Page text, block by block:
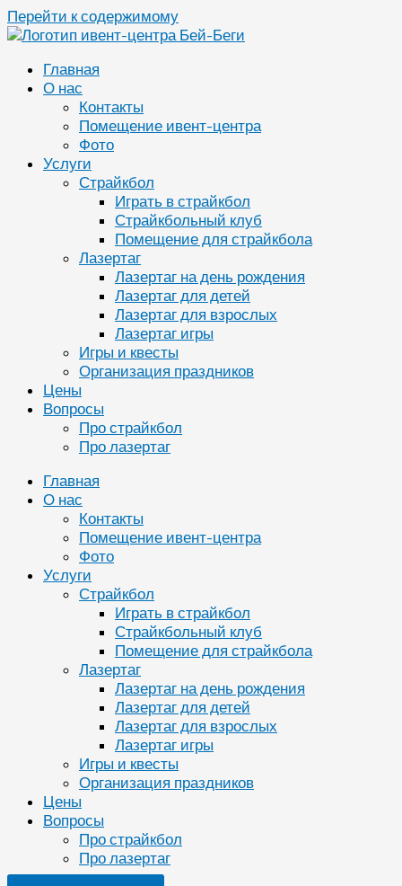
Перейти к содержимому
Главная
О нас
Контакты
Помещение ивент-центра
Фото
Услуги
Страйкбол
Играть в страйкбол
Страйкбольный клуб
Помещение для страйкбола
Лазертаг
Лазертаг на день рождения
Лазертаг для детей
Лазертаг для взрослых
Лазертаг игры
Игры и квесты
Организация праздников
Цены
Вопросы
Про страйкбол
Про лазертаг
Главная
О нас
Контакты
Помещение ивент-центра
Фото
Услуги
Страйкбол
Играть в страйкбол
Страйкбольный клуб
Помещение для страйкбола
Лазертаг
Лазертаг на день рождения
Лазертаг для детей
Лазертаг для взрослых
Лазертаг игры
Игры и квесты
Организация праздников
Цены
Вопросы
Про страйкбол
Про лазертаг